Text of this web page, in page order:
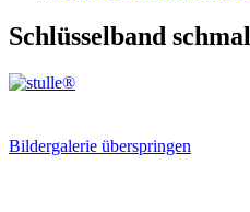
Schlüsselband schmal
Bildergalerie überspringen